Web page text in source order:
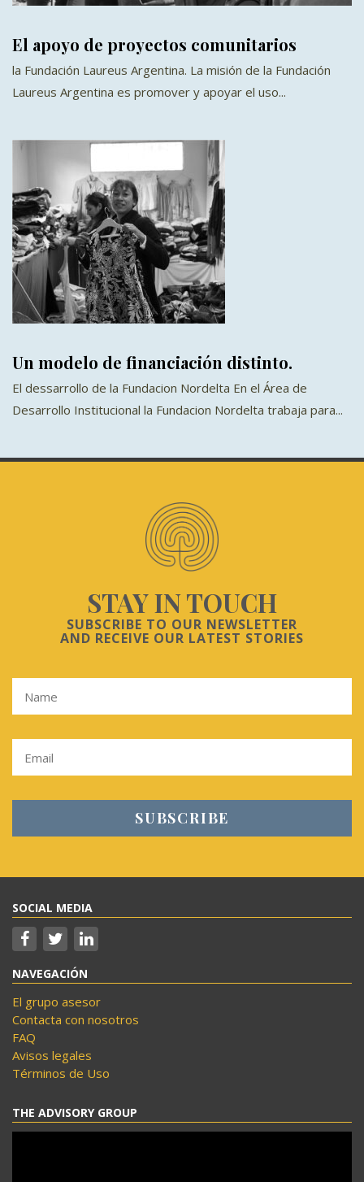
El apoyo de proyectos comunitarios
la Fundación Laureus Argentina. La misión de la Fundación
Laureus Argentina es promover y apoyar el uso...
Un modelo de financiación distinto.
El dessarrollo de la Fundacion Nordelta En el Área de
Desarrollo Institucional la Fundacion Nordelta trabaja para...
STAY IN TOUCH
SUBSCRIBE TO OUR NEWSLETTER
AND RECEIVE OUR LATEST STORIES
SOCIAL MEDIA
NAVEGACIÓN
El grupo asesor
Contacta con nosotros
FAQ
Avisos legales
Términos de Uso
THE ADVISORY GROUP